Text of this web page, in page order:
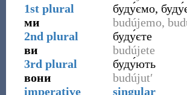
1st plural
ми
буду́ємо,
budújemo,
2nd plural
ви
буду́єте
budújete
3rd plural
вони
буду́ють
budújutʹ
imperative
singular